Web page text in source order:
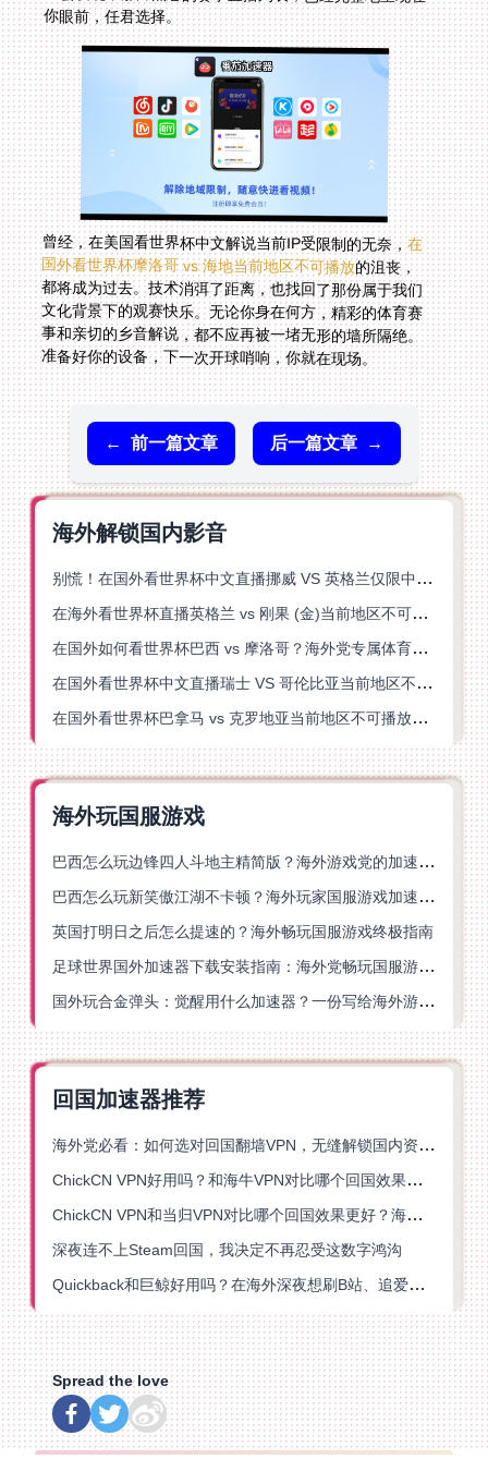
你眼前，任君选择。
曾经，在美国看世界杯中文解说当前IP受限制的无奈，在
国外看世界杯摩洛哥 vs 海地当前地区不可播放的沮丧，
都将成为过去。技术消弭了距离，也找回了那份属于我们
文化背景下的观赛快乐。无论你身在何方，精彩的体育赛
事和亲切的乡音解说，都不应再被一堵无形的墙所隔绝。
准备好你的设备，下一次开球哨响，你就在现场。
← 前一篇文章 后一篇文章 →
海外解锁国内影音
别慌！在国外看世界杯中文直播挪威 VS 英格兰仅限中国大陆？这篇指南帮你搞定
在海外看世界杯直播英格兰 vs 刚果 (金)当前地区不可播放？这篇指南帮你突破所有限制
在国外如何看世界杯巴西 vs 摩洛哥？海外党专属体育观赛指南来了
在国外看世界杯中文直播瑞士 VS 哥伦比亚当前地区不可播放？这篇指南帮你搞定
在国外看世界杯巴拿马 vs 克罗地亚当前地区不可播放？这篇指南帮你轻松解决海外体育直播难题
海外玩国服游戏
巴西怎么玩边锋四人斗地主精简版？海外游戏党的加速器终极选择
巴西怎么玩新笑傲江湖不卡顿？海外玩家国服游戏加速终极指南（附猫和老鼠一梦江湖实测）
英国打明日之后怎么提速的？海外畅玩国服游戏终极指南
足球世界国外加速器下载安装指南：海外党畅玩国服游戏的终极解决方案
国外玩合金弹头：觉醒用什么加速器？一份写给海外游子的畅玩指南
回国加速器推荐
海外党必看：如何选对回国翻墙VPN，无缝解锁国内资源？
ChickCN VPN好用吗？和海牛VPN对比哪个回国效果更好？
ChickCN VPN和当归VPN对比哪个回国效果更好？海外党亲测后选了它
深夜连不上Steam回国，我决定不再忍受这数字鸿沟
Quickback和巨鲸好用吗？在海外深夜想刷B站、追爱奇艺的你，或许正需要这份答案
Spread the love